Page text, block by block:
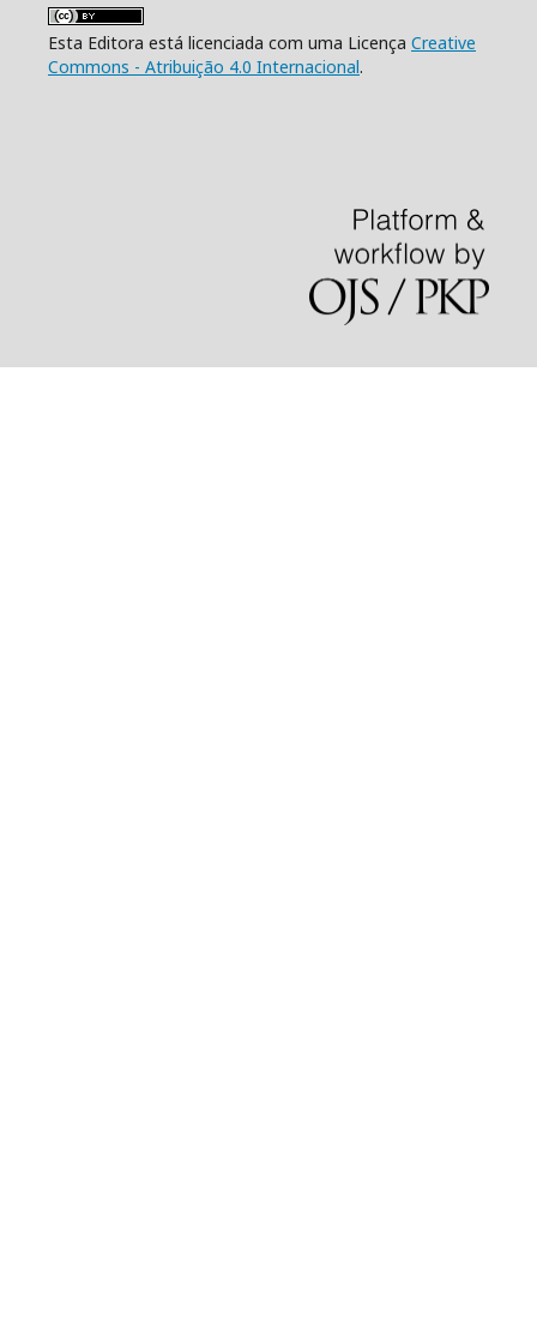
Esta Editora está licenciada com uma Licença Creative
Commons - Atribuição 4.0 Internacional.